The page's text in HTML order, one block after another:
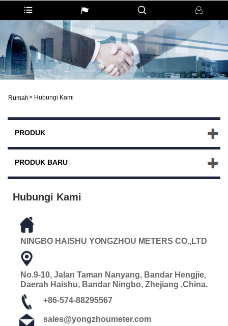
Rumah> Hubungi Kami
PRODUK
PRODUK BARU
Hubungi Kami
NINGBO HAISHU YONGZHOU METERS CO.,LTD
No.9-10, Jalan Taman Nanyang, Bandar Hengjie,
Daerah Haishu, Bandar Ningbo, Zhejiang ,China.
+86-574-88295567
sales@yongzhoumeter.com